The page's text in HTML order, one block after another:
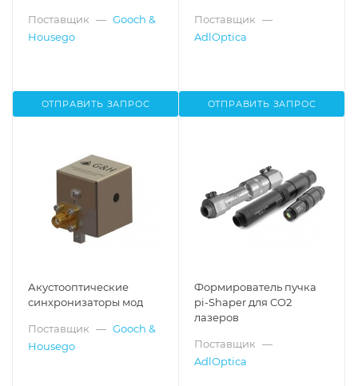
Поставщик — Gooch &
Housego
ОТПРАВИТЬ ЗАПРОС
Поставщик —
AdlOptica
ОТПРАВИТЬ ЗАПРОС
Акустооптические
синхронизаторы мод
Поставщик — Gooch &
Housego
Формирователь пучка
pi-Shaper для CO2
лазеров
Поставщик —
AdlOptica